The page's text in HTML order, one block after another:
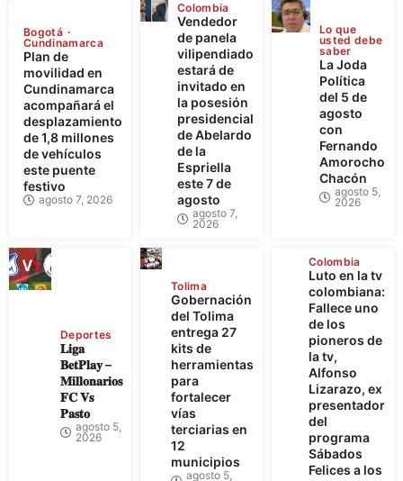
Bogotá
Cundinamarca
Plan de
movilidad en
Cundinamarca
acompañará el
desplazamiento
de 1,8 millones
de vehículos
este puente
festivo
agosto 7, 2026
Colombia
Vendedor
de panela
vilipendiado
estará de
invitado en
la posesión
presidencial
de Abelardo
de la
Espriella
este 7 de
agosto
agosto 7,
2026
Lo que
usted debe
saber
La Joda
Política
del 5 de
agosto
con
Fernando
Amorocho
Chacón
agosto 5,
2026
Deportes
𝐋𝐢𝐠𝐚
𝐁𝐞𝐭𝐏𝐥𝐚𝐲 –
𝐌𝐢𝐥𝐥𝐨𝐧𝐚𝐫𝐢𝐨𝐬
𝐅𝐂 𝐕𝐬
𝐏𝐚𝐬𝐭𝐨
agosto 5,
2026
Tolima
Gobernación
del Tolima
entrega 27
kits de
herramientas
para
fortalecer
vías
terciarias en
12
municipios
agosto 5,
Colombia
Luto en la tv
colombiana:
Fallece uno
de los
pioneros de
la tv,
Alfonso
Lizarazo, ex
presentador
del
programa
Sábados
Felices a los